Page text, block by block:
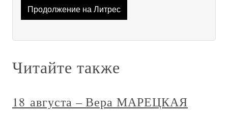
Продолжение на Литрес
Читайте также
18 августа – Вера МАРЕЦКАЯ